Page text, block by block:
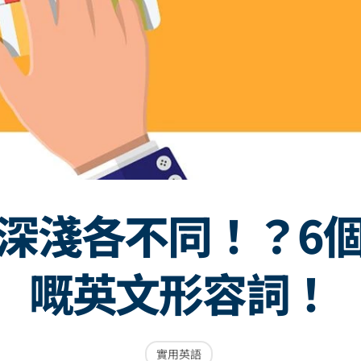
淺各不同！？6
嘅英文形容詞！
實用英語